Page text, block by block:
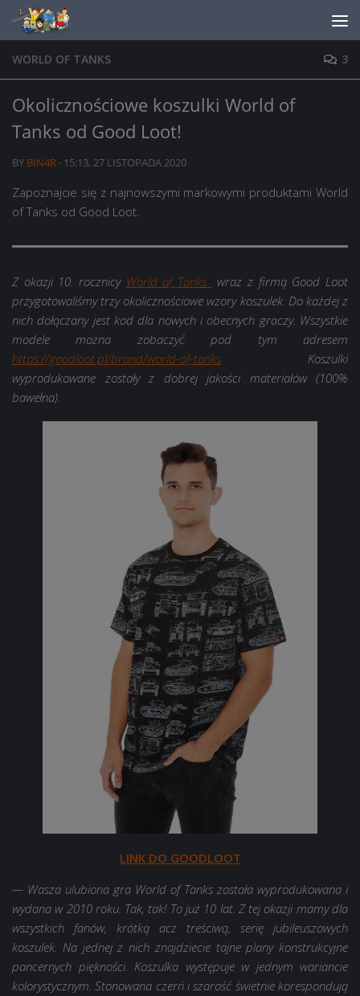
Skip to content
WORLD OF TANKS 3
Okolicznościowe koszulki World of
Tanks od Good Loot!
BY BIN4R · 15:13, 27 LISTOPADA 2020
Zapoznajcie się z najnowszymi markowymi produktami World
of Tanks od Good Loot.
Z okazji 10. rocznicy World of Tanks
wraz z firmą Good Loot
przygotowaliśmy trzy okolicznościowe wzory koszulek. Do każdej z
nich dołączany jest kod dla nowych i obecnych graczy. Wszystkie
modele można zobaczyć pod tym adresem
https://goodloot.pl/brand/world-of-tanks Koszulki
wyprodukowane zostały z dobrej jakości materiałów (100%
bawełna).
LINK DO GOODLOOT
— Wasza ulubiona gra World of Tanks została wyprodukowana i
wydana w 2010 roku. Tak, tak! To już 10 lat. Z tej okazji mamy dla
wszystkich fanów, krótką acz treściwą, serię jubileuszowych
koszulek. Na jednej z nich znajdziecie tajne plany konstrukcyjne
pancernych piękności. Koszulka występuje w jednym wariancie
kolorystycznym. Stonowana czerń i szarość świetnie korespondują